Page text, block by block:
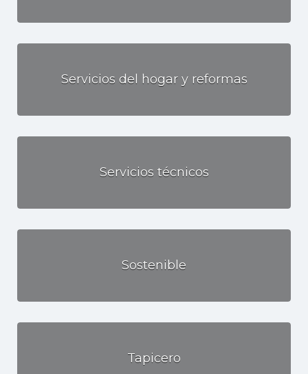
Servicios del hogar y reformas
Servicios técnicos
Sostenible
Tapicero